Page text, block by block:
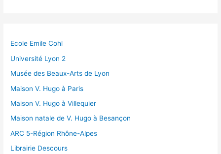
Ecole Emile Cohl
Université Lyon 2
Musée des Beaux-Arts de Lyon
Maison V. Hugo à Paris
Maison V. Hugo à Villequier
Maison natale de V. Hugo à Besançon
ARC 5-Région Rhône-Alpes
Librairie Descours